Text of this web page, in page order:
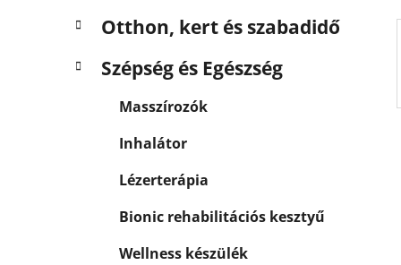
Otthon, kert és szabadidő
Szépség és Egészség
Masszírozók
Inhalátor
Lézerterápia
Bionic rehabilitációs kesztyű
Wellness készülék